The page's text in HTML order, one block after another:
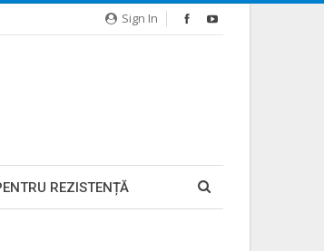
Sign In
REZISTENȚĂ